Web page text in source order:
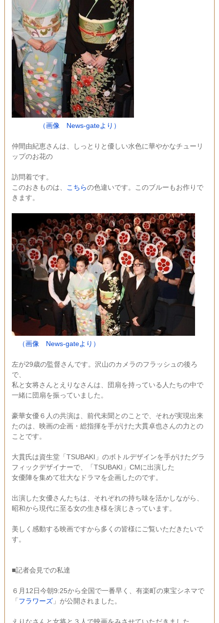
（画像 News-gateより）
仲間由紀恵さんは、しっとりと優しい水色に華やかなチューリ
ップのお花の
訪問着です。
このおきものは、
こちらの色違いです。このブルーもお作りで
きます。
（画像 News-gateより）
左が29歳の監督さんです。沢山のカメラのフラッシュの後ろ
で、
私と女将さんとえりなさんは、団扇を持っている人たちの中で
一緒に団扇を振っていました。
豪華女優６人の共演は、前代未聞とのことで、それが実現出来
たのは、映画の企画・総指揮を手がけた大貫卓也さんの力との
ことです。
大貫氏は資生堂「TSUBAKI」のボトルデザインを手がけたグラ
フィックデザイナーで、「TSUBAKI」CMに出演した
女優陣を集めて壮大なドラマを企画したのです。
出演した女優さんたちは、それぞれの持ち味を活かしながら、
昭和から現代に至る女の生き様を演じきっています。
美しく感動する映画ですから多くの皆様にご覧いただきたいで
す。
■記者会見での私達
６月12日今朝9:25から全国で一番早く、有楽町の東宝シネマで
「フラワーズ」が公開されました。
えりなさんと女将と３人で映画をみさせていただきました。